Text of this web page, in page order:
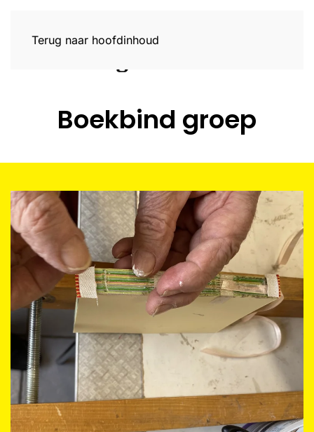
Terug naar hoofdinhoud
Boekbind groep